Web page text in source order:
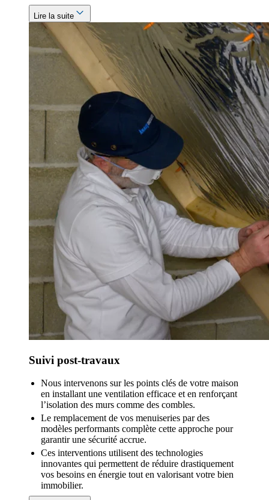
Lire la suite
Suivi post-travaux
Nous intervenons sur les points clés de votre maison
en installant une ventilation efficace et en renforçant
l’isolation des murs comme des combles.
Le remplacement de vos menuiseries par des
modèles performants complète cette approche pour
garantir une sécurité accrue.
Ces interventions utilisent des technologies
innovantes qui permettent de réduire drastiquement
vos besoins en énergie tout en valorisant votre bien
immobilier.